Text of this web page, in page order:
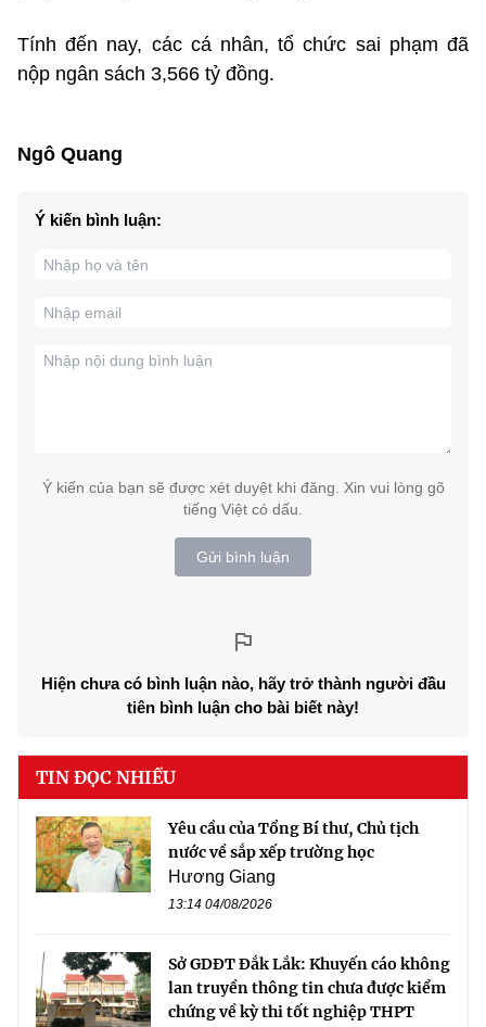
Tính đến nay, các cá nhân, tổ chức sai phạm đã
nộp ngân sách 3,566 tỷ đồng.
Ngô Quang
Ý kiến bình luận:
Ý kiến của bạn sẽ được xét duyệt khi đăng. Xin vui lòng gõ
tiếng Việt có dấu.
Gửi bình luận
Hiện chưa có bình luận nào, hãy trở thành người đầu
tiên bình luận cho bài biết này!
TIN ĐỌC NHIỀU
Yêu cầu của Tổng Bí thư, Chủ tịch
nước về sắp xếp trường học
Hương Giang
13:14 04/08/2026
Sở GDĐT Đắk Lắk: Khuyến cáo không
lan truyền thông tin chưa được kiểm
chứng về kỳ thi tốt nghiệp THPT